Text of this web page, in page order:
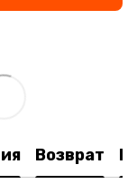
Возврат